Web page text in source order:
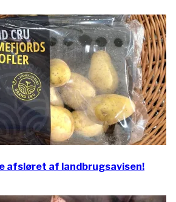
afsløret af landbrugsavisen!